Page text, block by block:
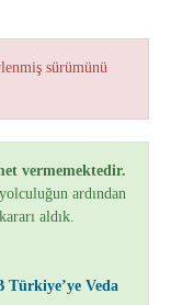
sürümünü
vermemektedir.
ardından
aldık.
Türkiye’ye Veda